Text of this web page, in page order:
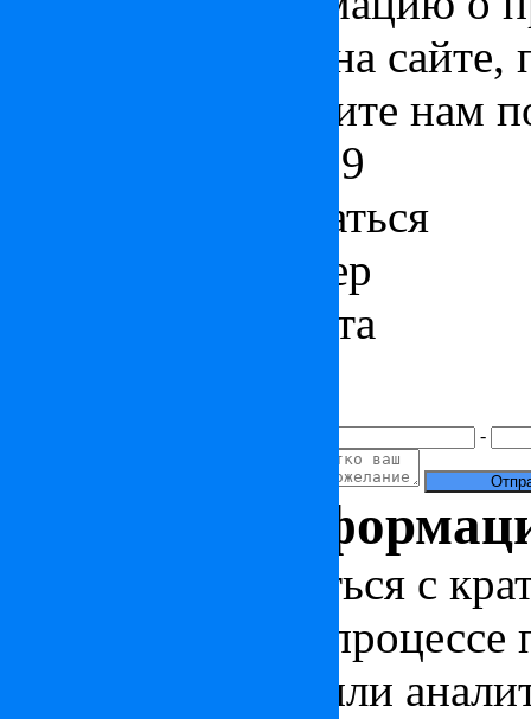
представленных на
ниже или позвоните нам
+7 (495) 212 23 19
Как к вам обращаться
Контактный номер
Электронная почта
-
Полезная
Чтобы ознакомиться с
стране, узнать о
новости, статьи или